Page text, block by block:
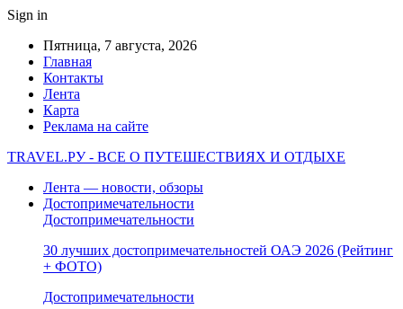
Sign in
Пятница, 7 августа, 2026
Главная
Контакты
Лента
Карта
Реклама на сайте
TRAVEL.РУ - ВСЕ О ПУТЕШЕСТВИЯХ И ОТДЫХЕ
Лента — новости, обзоры
Достопримечательности
Достопримечательности
30 лучших достопримечательностей ОАЭ 2026 (Рейтинг
+ ФОТО)
Достопримечательности